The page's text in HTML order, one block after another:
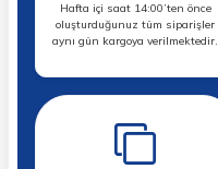
Hafta içi saat 14:00’ten önce
oluşturduğunuz tüm siparişler
aynı gün kargoya verilmektedir.